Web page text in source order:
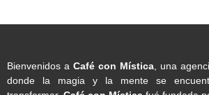
Bienvenidos a Café con Mística, una
donde la magia y la mente se